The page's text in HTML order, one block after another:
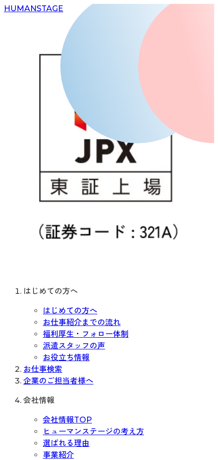
HUMANSTAGE
はじめての方へ
はじめての方へ
お仕事紹介までの流れ
福利厚生・フォロー体制
派遣スタッフの声
お役立ち情報
お仕事検索
企業のご担当者様へ
会社情報
会社情報TOP
ヒューマンステージの考え方
選ばれる理由
事業紹介